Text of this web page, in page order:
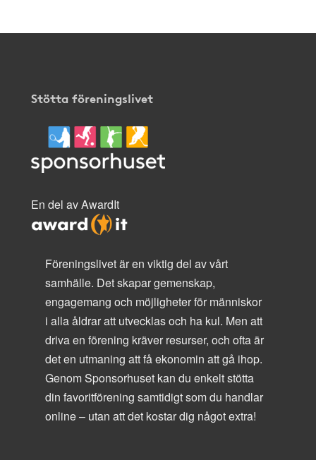
Stötta föreningslivet
En del av AwardIt
Föreningslivet är en viktig del av vårt
samhälle. Det skapar gemenskap,
engagemang och möjligheter för människor
i alla åldrar att utvecklas och ha kul. Men att
driva en förening kräver resurser, och ofta är
det en utmaning att få ekonomin att gå ihop.
Genom Sponsorhuset kan du enkelt stötta
din favoritförening samtidigt som du handlar
online – utan att det kostar dig något extra!